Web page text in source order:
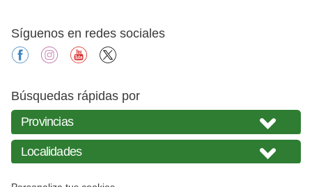
Síguenos en redes sociales
facebookinstagramyoutube
Búsquedas rápidas por